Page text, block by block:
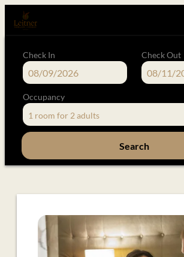
Check In Check Out
Occupancy
1 room for 2 adults
Search